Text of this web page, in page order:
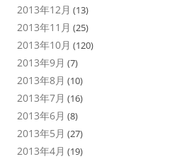
2013年12月 (13)
2013年11月 (25)
2013年10月 (120)
2013年9月 (7)
2013年8月 (10)
2013年7月 (16)
2013年6月 (8)
2013年5月 (27)
2013年4月 (19)